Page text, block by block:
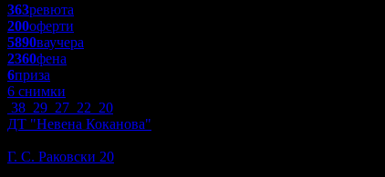
363ревюта
200оферти
5890ваучера
2360фена
6приза
6 снимки
38 29 27 22 20
ДТ "Невена Коканова"
Г. С. Раковски 20